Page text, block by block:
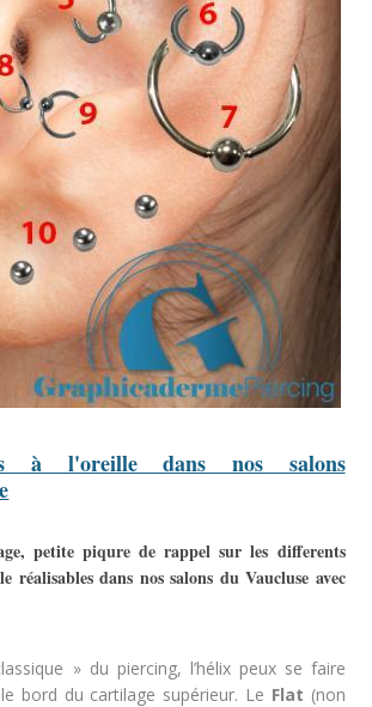
à l'oreille dans nos salons
petite piqure de rappel sur les differents
réalisables dans nos salons du Vaucluse avec
» du piercing, l’hélix peux se faire
bord du cartilage supérieur. Le Flat (non